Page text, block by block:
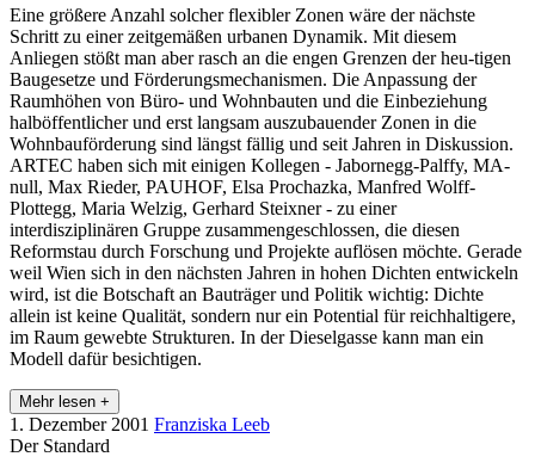
Eine größere Anzahl solcher flexibler Zonen wäre der nächste
Schritt zu einer zeitgemäßen urbanen Dynamik. Mit diesem
Anliegen stößt man aber rasch an die engen Grenzen der heu-tigen
Baugesetze und Förderungsmechanismen. Die Anpassung der
Raumhöhen von Büro- und Wohnbauten und die Einbeziehung
halböffentlicher und erst langsam auszubauender Zonen in die
Wohnbauförderung sind längst fällig und seit Jahren in Diskussion.
ARTEC haben sich mit einigen Kollegen - Jabornegg-Palffy, MA-
null, Max Rieder, PAUHOF, Elsa Prochazka, Manfred Wolff-
Plottegg, Maria Welzig, Gerhard Steixner - zu einer
interdisziplinären Gruppe zusammengeschlossen, die diesen
Reformstau durch Forschung und Projekte auflösen möchte. Gerade
weil Wien sich in den nächsten Jahren in hohen Dichten entwickeln
wird, ist die Botschaft an Bauträger und Politik wichtig: Dichte
allein ist keine Qualität, sondern nur ein Potential für reichhaltigere,
im Raum gewebte Strukturen. In der Dieselgasse kann man ein
Modell dafür besichtigen.
Mehr lesen +
1. Dezember 2001 Franziska Leeb
Der Standard